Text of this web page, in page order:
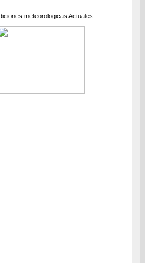
meteorologicas Actuales: